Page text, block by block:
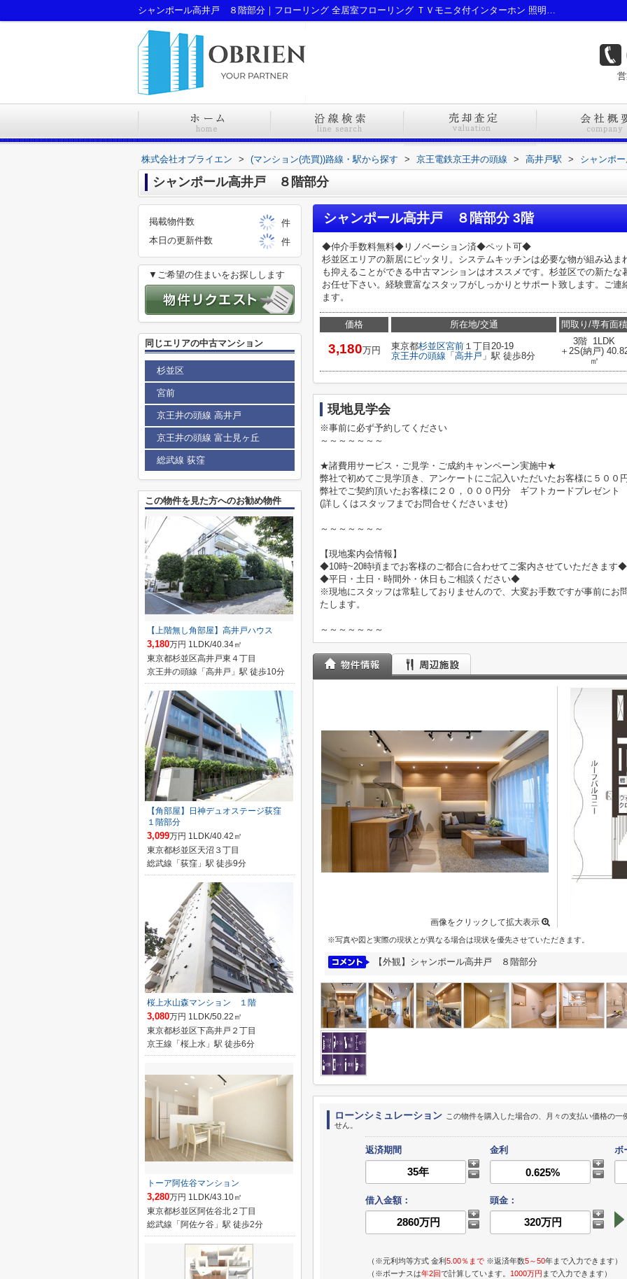
シャンポール高井戸 ８階部分｜フローリング 全居室フローリング ＴＶモニタ付インターホン 照明器具付き 即引渡し可｜【公式】新宿区・杉並区の不動産ならオブライエン
株式会社オブライエン > (マンション(売買))路線・駅から探す > 京王電鉄京王井の頭線 > 高井戸駅 > シャンポ
シャンポール高井戸 ８階部分
シャンポール高井戸 ８階部分 3階
◆仲介手数料無料◆リノベーション済◆ペット可◆
杉並区エリアの新居にピッタリ。システムキッチンは必要な物が組み込
も抑えることができる中古マンションはオススメです。杉並区での新た
お任せ下さい。経験豊富なスタッフがしっかりとサポート致します。ご
ます。
価格
3,180万円
所在地/交通
東京都杉並区宮前 １丁目20-19
京王井の頭線 「 高井戸 」駅 徒歩8分
間取り/専有面積
3階 1LDK
＋2S(納戸)
㎡
現地見学会
※事前に必ず予約してください
～～～～～～～
★諸費用サービス・ご見学・ご成約キャンペーン実施中★
弊社で初めてご見学頂き、アンケートにご記入いただいたお客様に５０
弊社でご契約頂いたお客様に２０，０００円分 ギフトカードプレゼント
(詳しくはスタッフまでお問合せくださいませ)
～～～～～～～
【現地案内会情報】
◆10時~20時頃までお客様のご都合に合わせてご案内させていただきます◆
◆平日・土日・時間外・休日もご相談ください◆
※現地にスタッフは常駐しておりませんので、大変お手数ですが事前にお
たします。
～～～～～～～
画像をクリックして拡大表示
※写真や図と実際の現状とが異なる場合は現状を優先させていただきます。
【外観】シャンポール高井戸 ８階部分
ローンシミュレーション この物件を購入した場合の、月々の支払い価格の
せん。
返済期間 金利 ボ
借入金額： 頭金：
（※元利均等方式 金利5.00％まで ※返済年数5～50年まで入力できます）
（※ボーナスは年2回で計算しています。 1000万円 まで入力できます）
掲載物件数
件
本日の更新件数
件
▼ご希望の住まいをお探しします
同じエリアの中古マンション
杉並区
宮前
京王井の頭線 高井戸
京王井の頭線 富士見ヶ丘
総武線 荻窪
この物件を見た方へのお勧め物件
【上階無し角部屋】高井戸ハウス
3,180万円 1LDK/40.34㎡
東京都杉並区高井戸東４丁目
京王井の頭線「高井戸」駅 徒歩10分
【角部屋】日神デュオステージ荻窪
１階部分
3,099万円 1LDK/40.42㎡
東京都杉並区天沼３丁目
総武線「荻窪」駅 徒歩9分
桜上水山森マンション １階
3,080万円 1LDK/50.22㎡
東京都杉並区下高井戸２丁目
京王線「桜上水」駅 徒歩6分
トーア阿佐谷マンション
3,280万円 1LDK/43.10㎡
東京都杉並区阿佐谷北２丁目
総武線「阿佐ケ谷」駅 徒歩2分